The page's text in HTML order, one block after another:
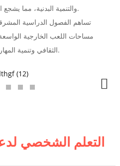
والتنمية البدنية، مما يشجع الأطفال على التعلم من خلال اللعب.
تساهم الفصول الدراسية
مساحات اللعب الخارجية
الثقافي وتنمية المهارات الاجتماعية الأساسية منذ الصغر.
التعلم الشخصي